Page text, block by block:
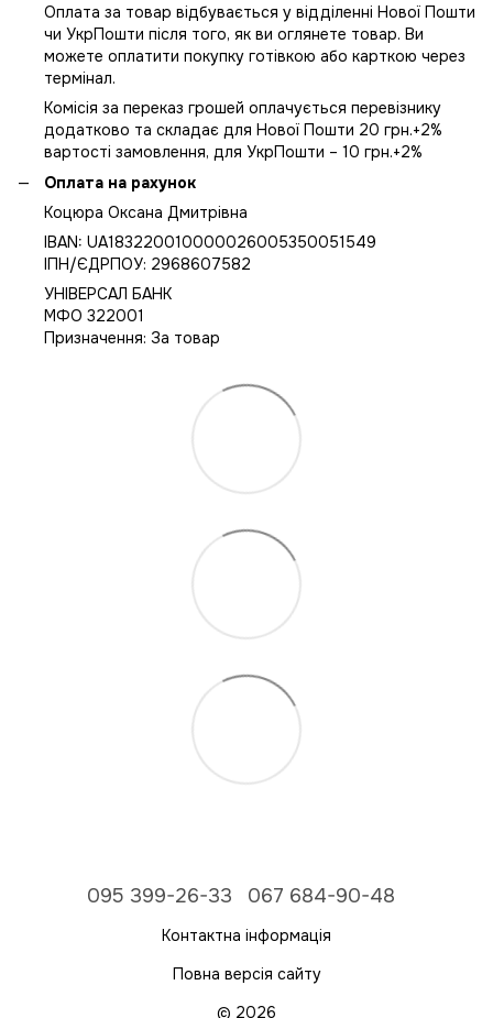
Оплата за товар відбувається у відділенні Нової Пошти
чи УкрПошти після того, як ви оглянете товар. Ви
можете оплатити покупку готівкою або карткою через
термінал.
Комісія за переказ грошей оплачується перевізнику
додатково та складає для Нової Пошти 20 грн.+2%
вартості замовлення, для УкрПошти – 10 грн.+2%
Оплата на рахунок
Коцюра Оксана Дмитрівна
IBAN: UA183220010000026005350051549
IПН/ЄДРПОУ: 2968607582
УНІВЕРСАЛ БАНК
МФО 322001
Призначення: За товар
095 399-26-33 067 684-90-48
Контактна інформація
Повна версія сайту
© 2026